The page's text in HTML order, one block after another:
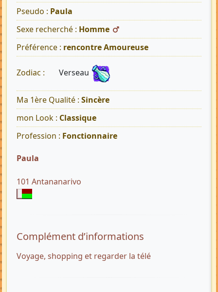
Pseudo : Paula
Sexe recherché : Homme
Préférence : rencontre Amoureuse
Zodiac : Verseau
Ma 1ère Qualité : Sincère
mon Look : Classique
Profession : Fonctionnaire
Paula
101 Antananarivo
Complément d’informations
Voyage, shopping et regarder la télé